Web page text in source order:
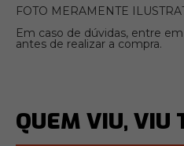
FOTO MERAMENTE
Em caso de dúvidas, entre
antes de realizar a compra.
QUEM VIU, VIU